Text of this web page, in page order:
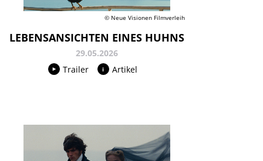
© Neue Visionen Filmverleih
LEBENSANSICHTEN EINES HUHNS
29.05.2026
Trailer
Artikel